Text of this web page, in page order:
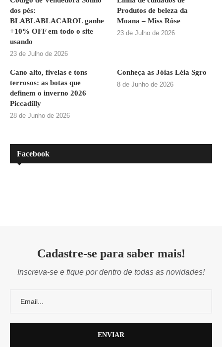
dos pés:
BLABLABLACAROL ganhe
+10% OFF em todo o site
usando
23 de Julho de 2026
Produtos de beleza da
Moana – Miss Rôse
23 de Julho de 2026
Cano alto, fivelas e tons
terrosos: as botas que
definem o inverno 2026
Piccadilly
28 de Junho de 2026
Conheça as Jóias Léia Sgro
8 de Junho de 2026
Facebook
Cadastre-se para saber mais!
Inscreva-se e fique por dentro de todas as novidades!